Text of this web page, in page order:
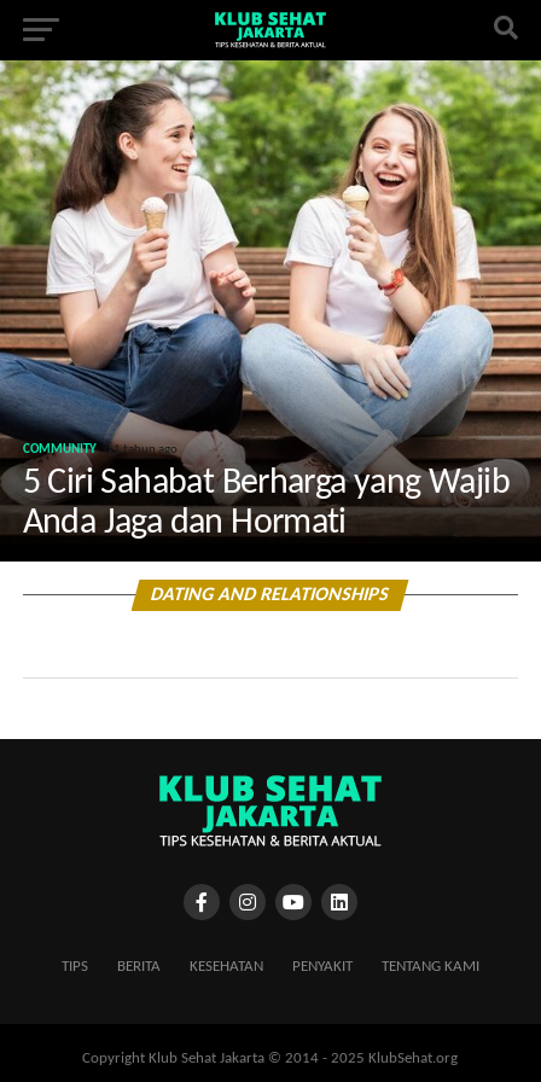
COMMUNITY 1 tahun ago
5 Ciri Sahabat Berharga yang Wajib
Anda Jaga dan Hormati
DATING AND RELATIONSHIPS
TIPS BERITA KESEHATAN PENYAKIT TENTANG KAMI
Copyright Klub Sehat Jakarta © 2014 - 2025 KlubSehat.org